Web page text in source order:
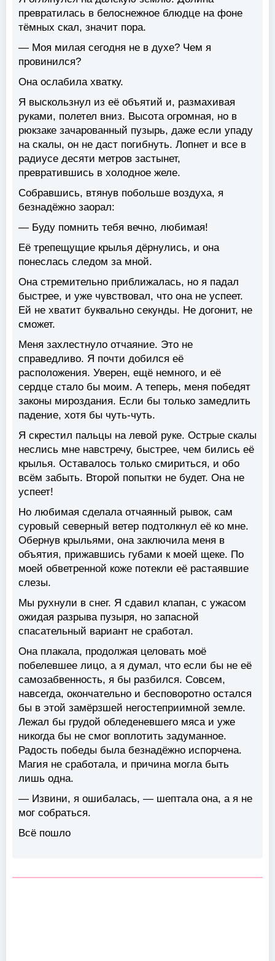
превратилась в белоснежное блюдце на фоне
тёмных скал, значит пора.
— Моя милая сегодня не в духе? Чем я
провинился?
Она ослабила хватку.
Я выскользнул из её объятий и, размахивая
руками, полетел вниз. Высота огромная, но в
рюкзаке зачарованный пузырь, даже если упаду
на скалы, он не даст погибнуть. Лопнет и все в
радиусе десяти метров застынет,
превратившись в холодное желе.
Собравшись, втянув побольше воздуха, я
безнадёжно заорал:
— Буду помнить тебя вечно, любимая!
Её трепещущие крылья дёрнулись, и она
понеслась следом за мной.
Она стремительно приближалась, но я падал
быстрее, и уже чувствовал, что она не успеет.
Ей не хватит буквально секунды. Не догонит, не
сможет.
Меня захлестнуло отчаяние. Это не
справедливо. Я почти добился её
расположения. Уверен, ещё немного, и её
сердце стало бы моим. А теперь, меня победят
законы мироздания. Если бы только замедлить
падение, хотя бы чуть-чуть.
Я скрестил пальцы на левой руке. Острые скалы
неслись мне навстречу, быстрее, чем бились её
крылья. Оставалось только смириться, и обо
всём забыть. Второй попытки не будет. Она не
успеет!
Но любимая сделала отчаянный рывок, сам
суровый северный ветер подтолкнул её ко мне.
Обернув крыльями, она заключила меня в
объятия, прижавшись губами к моей щеке. По
моей обветренной коже потекли её растаявшие
слезы.
Мы рухнули в снег. Я сдавил клапан, с ужасом
ожидая разрыва пузыря, но запасной
спасательный вариант не сработал.
Она плакала, продолжая целовать моё
побелевшее лицо, а я думал, что если бы не её
самозабвенность, я бы разбился. Совсем,
навсегда, окончательно и бесповоротно остался
бы в этой замёрзшей негостеприимной земле.
Лежал бы грудой обледеневшего мяса и уже
никогда бы не смог воплотить задуманное.
Радость победы была безнадёжно испорчена.
Магия не сработала, и причина могла быть
лишь одна.
— Извини, я ошибалась, — шептала она, а я не
мог собраться.
Всё пошло